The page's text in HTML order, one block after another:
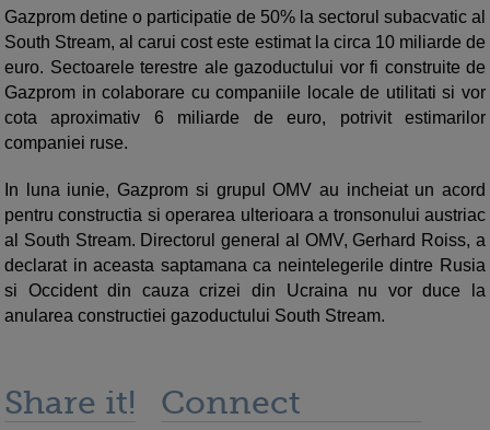
Gazprom detine o participatie de 50% la sectorul subacvatic al
South Stream, al carui cost este estimat la circa 10 miliarde de
euro. Sectoarele terestre ale gazoductului vor fi construite de
Gazprom in colaborare cu companiile locale de utilitati si vor
cota aproximativ 6 miliarde de euro, potrivit estimarilor
companiei ruse.
In luna iunie, Gazprom si grupul OMV au incheiat un acord
pentru constructia si operarea ulterioara a tronsonului austriac
al South Stream. Directorul general al OMV, Gerhard Roiss, a
declarat in aceasta saptamana ca neintelegerile dintre Rusia
si Occident din cauza crizei din Ucraina nu vor duce la
anularea constructiei gazoductului South Stream.
Share it! Connect